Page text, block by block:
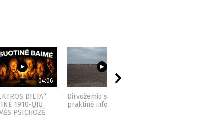
04:06
DIETA“:
1910-ŲJŲ
PSICHOZĖ
03:23
Dirvožemio sveikata -
praktinė informacija